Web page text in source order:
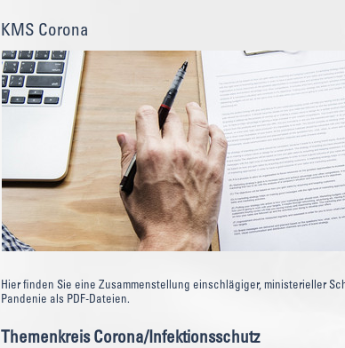
KMS Corona
Hier finden Sie eine Zusammenstellung einschlägiger, ministerieller
Pandenie als PDF-Dateien.
Themenkreis Corona/Infektionsschutz